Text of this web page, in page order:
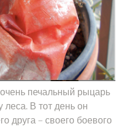
печальный рыцарь
леса. В тот день он
друга – своего боевого